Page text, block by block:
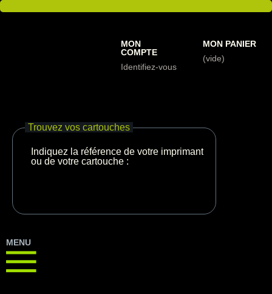
MON
COMPTE
Identifiez-vous
MON PANIER
(vide)
Trouvez vos cartouches
Indiquez la référence de votre imprimante
ou de votre cartouche :
MENU